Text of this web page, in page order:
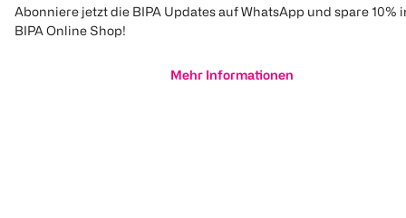
Abonniere jetzt die BIPA Updates auf WhatsApp und spare 10%
BIPA Online Shop!
Mehr Informationen